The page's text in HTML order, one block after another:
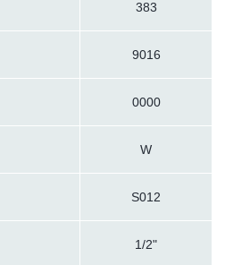
383
9016
0000
W
S012
1/2"